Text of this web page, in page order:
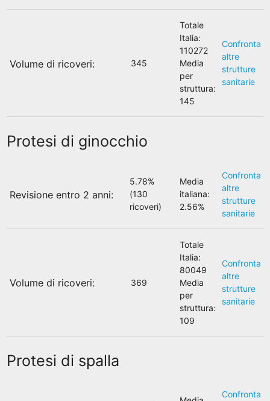
Volume di ricoveri: 345
Totale
Italia:
110272
Media
per
struttura:
145
Confronta
altre
strutture
sanitarie
Protesi di ginocchio
Revisione entro 2 anni:
5.78%
(130
ricoveri)
Media
italiana:
2.56%
Confronta
altre
strutture
sanitarie
Volume di ricoveri: 369
Totale
Italia:
80049
Media
per
struttura:
109
Confronta
altre
strutture
sanitarie
Protesi di spalla
Confronta